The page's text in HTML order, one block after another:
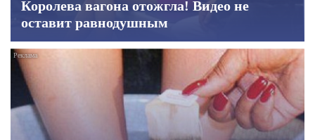
Королева вагона отожгла! Видео не
оставит равнодушным